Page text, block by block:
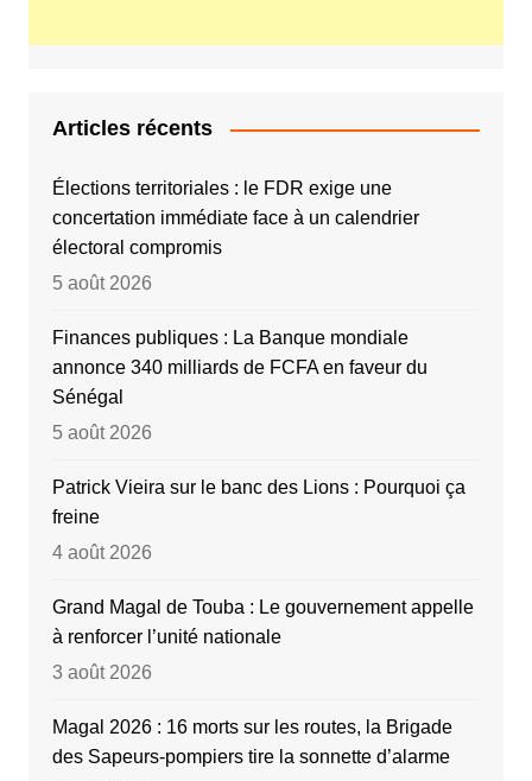
Articles récents
Élections territoriales : le FDR exige une
concertation immédiate face à un calendrier
électoral compromis
5 août 2026
Finances publiques : La Banque mondiale
annonce 340 milliards de FCFA en faveur du
Sénégal
5 août 2026
Patrick Vieira sur le banc des Lions : Pourquoi ça
freine
4 août 2026
Grand Magal de Touba : Le gouvernement appelle
à renforcer l’unité nationale
3 août 2026
Magal 2026 : 16 morts sur les routes, la Brigade
des Sapeurs-pompiers tire la sonnette d’alarme